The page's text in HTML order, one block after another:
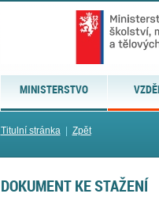
MINISTERSTVO
Titulní stránka| Zpět
DOKUMENT KE STAŽENÍ